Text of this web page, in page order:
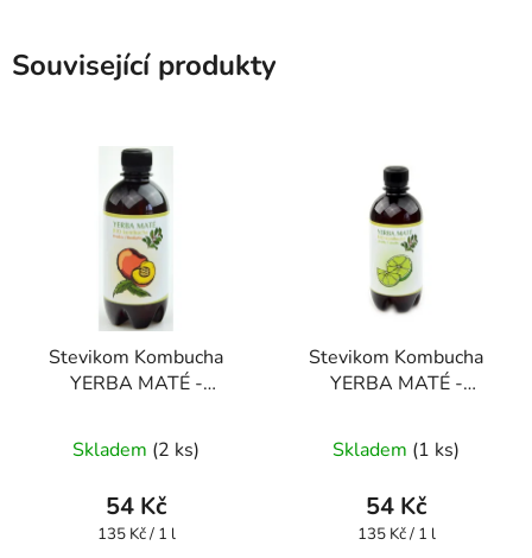
Související produkty
Stevikom Kombucha
YERBA MATÉ -
Skladem (2 ks)
54 Kč
Měrná
135 Kč / 1 l
Stevikom Kombucha
YERBA MATÉ -
Skladem (1 ks)
54 Kč
Měrná
135 Kč / 1 l